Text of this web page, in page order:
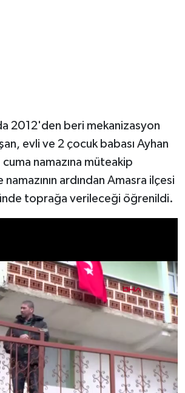
2012'den beri mekanizasyon
evli ve 2 çocuk babası Ayhan
namazına müteakip
namazının ardından Amasra ilçesi
toprağa verileceği öğrenildi.